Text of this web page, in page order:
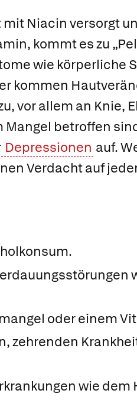
Niacin versorgt
kommt es zu
wie körperliche
kommen
vor allem an Knie,
Mangel betroffen
Depressionen auf.
Verdacht auf
oder einem
zehrenden
wie